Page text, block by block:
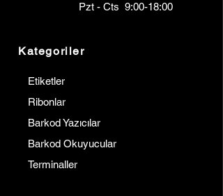
Pzt - Cts 9:00-18:00
Kategoriler
Etiketler
Ribonlar
Barkod Yazıcılar
Barkod Okuyucular
Terminaller